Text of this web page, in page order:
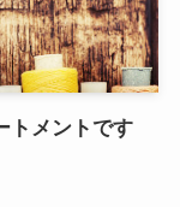
トメントです